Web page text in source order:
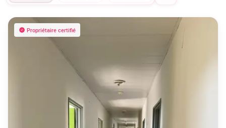
Propriétaire certifié